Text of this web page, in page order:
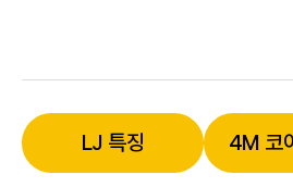
LJ 특징 4M 코